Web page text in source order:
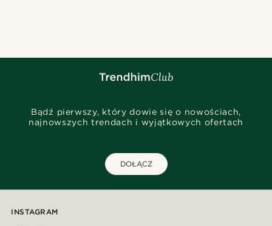
Bądź pierwszy, który dowie się o nowościach,
najnowszych trendach i wyjątkowych ofertach
DOŁĄCZ
INSTAGRAM